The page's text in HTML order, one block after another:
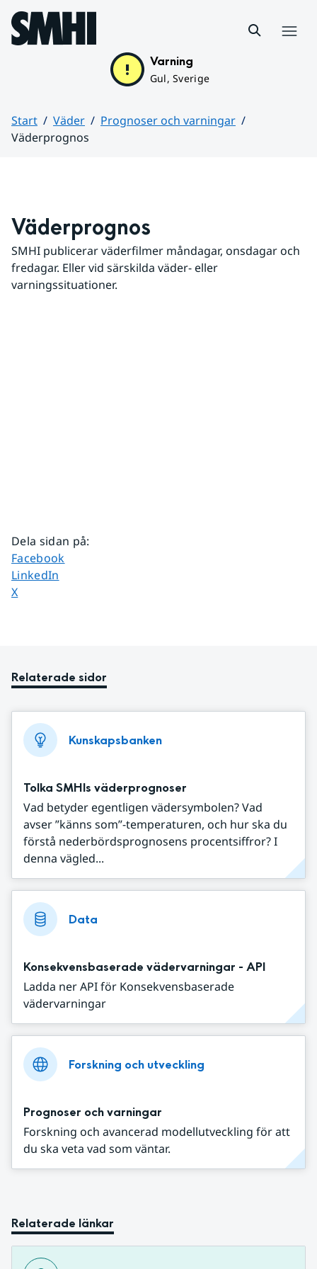
Hoppa till sidans innehåll
Varning
Gul, Sverige
Start Väder
Prognoser och varningar
Väderprognos
Väderprognos
SMHI publicerar väderfilmer måndagar, onsdagar och
fredagar. Eller vid särskilda väder- eller
varningssituationer.
Dela sidan på:
Dela sidan på
Facebook
Dela sidan på
LinkedIn
Dela sidan på
X
Relaterade sidor
Kunskapsbanken
Tolka SMHIs väderprognoser
Vad betyder egentligen vädersymbolen? Vad
avser ”känns som”-temperaturen, och hur ska du
förstå nederbördsprognosens procentsiffror? I
denna vägled...
Data
Konsekvensbaserade vädervarningar - API
Ladda ner API för Konsekvensbaserade
vädervarningar
Forskning och utveckling
Prognoser och varningar
Forskning och avancerad modellutveckling för att
du ska veta vad som väntar.
Relaterade länkar